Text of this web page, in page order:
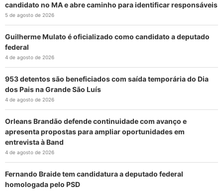
candidato no MA e abre caminho para identificar responsáveis
5 de agosto de 2026
Guilherme Mulato é oficializado como candidato a deputado
federal
4 de agosto de 2026
953 detentos são beneficiados com saída temporária do Dia
dos Pais na Grande São Luís
4 de agosto de 2026
Orleans Brandão defende continuidade com avanço e
apresenta propostas para ampliar oportunidades em
entrevista à Band
4 de agosto de 2026
Fernando Braide tem candidatura a deputado federal
homologada pelo PSD